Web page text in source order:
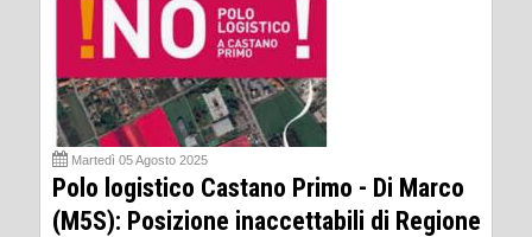
Martedì 05 Agosto 2025
Polo logistico Castano Primo - Di Marco
(M5S): Posizione inaccettabili di Regione